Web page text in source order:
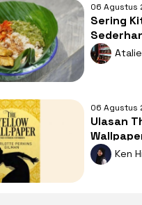
06 Agustus
Sering
Ciri Khas
Asli
06 Agustus
Ulasan
Horor
Hantu
Ken